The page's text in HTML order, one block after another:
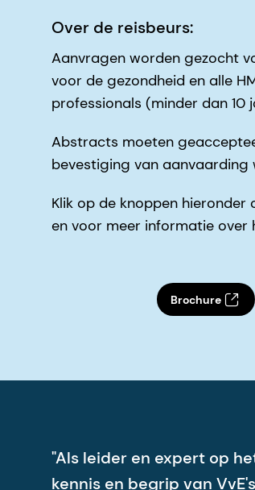
Over de reisbeurs:
Aanvragen worden gezocht
voor de gezondheid en alle
professionals (minder dan 10
Abstracts moeten
bevestiging van aanvaarding
Klik op de knoppen
en voor meer informatie over
Brochure
"Als leider en expert op
kennis en begrip van